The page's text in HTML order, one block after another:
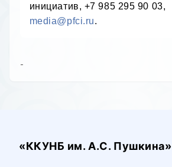
инициатив, +7 985 295 90 03,
media@pfci.ru.
-
«ККУНБ им. А.С. Пушкина»